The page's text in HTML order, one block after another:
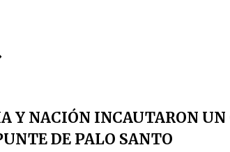
Y NACIÓN INCAUTARON UN
DE PALO SANTO